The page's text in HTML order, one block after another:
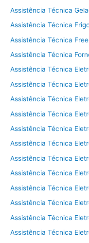
a
s
a
d
r
a
C
t
i
Assistência Técnica
Assistência Técnica
Assistência Técnica
Assistência Técnica
Assistência Técnica
Assistência Técnica
Assistência Técnica
Assistência Técnica
Assistência Técnica
Assistência Técnica
Assistência Técnica
Assistência Técnica
Assistência Técnica
Assistência Técnica
Assistência Técnica
Assistência Técnica